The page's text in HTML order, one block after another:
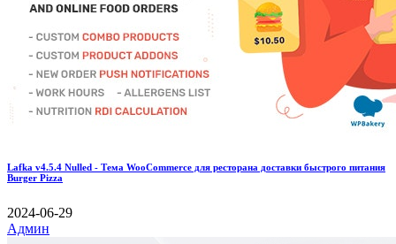
Lafka v4.5.4 Nulled - Тема WooCommerce для ресторана доставки быстрого питания
Burger Pizza
2024-06-29
Админ